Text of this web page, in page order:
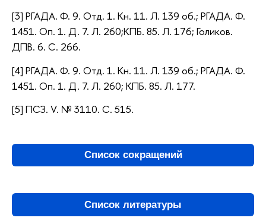
[3] РГАДА. Ф. 9. Отд. 1. Кн. 11. Л. 139 об.; РГАДА. Ф.
1451. Оп. 1. Д. 7. Л. 260;КПБ. 85. Л. 176; Голиков.
ДПВ. 6. С. 266.
[4] РГАДА. Ф. 9. Отд. 1. Кн. 11. Л. 139 об.; РГАДА. Ф.
1451. Оп. 1. Д. 7. Л. 260; КПБ. 85. Л. 177.
[5] ПСЗ. V. № 3110. С. 515.
Список сокращений
Список литературы